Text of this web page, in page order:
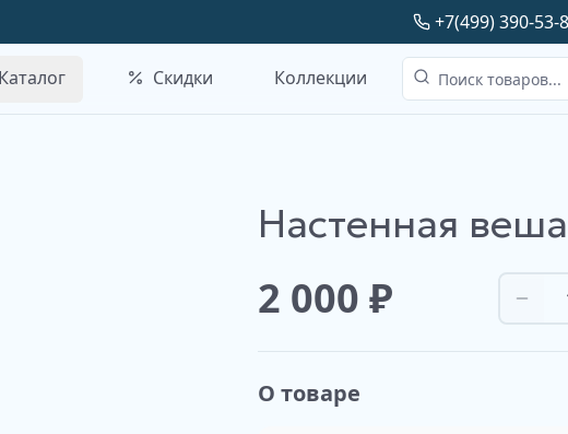
+7(499) 390-53-
Каталог Скидки Коллекции
Настенная
2 000 ₽
О товаре